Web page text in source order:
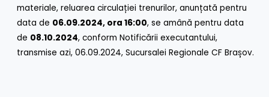
materiale, reluarea circulației trenurilor, anunțată pentru
data de 06.09.2024, ora 16:00, se amână pentru data
de 08.10.2024, conform Notificării executantului,
transmise azi, 06.09.2024, Sucursalei Regionale CF Brașov.